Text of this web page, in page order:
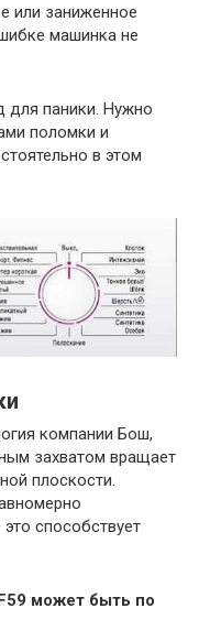
или заниженное
машинка не
для паники. Нужно
поломки и
в этом
компании Бош,
захватом вращает
плоскости.
способствует
может быть по